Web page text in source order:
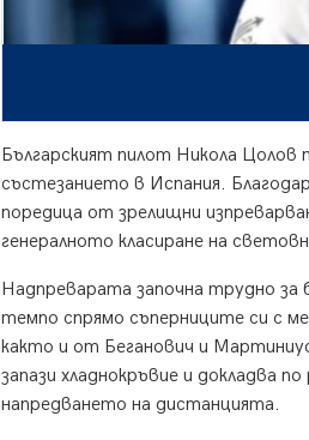
Българският пилот Никола Цолов
състезанието в Испания.
поредица от зрелищни
генералното класиране на
Надпреварата започна трудно
темпо спрямо съперниците си с
както и от Беганович и
запази хладнокръвие и докладва
напредването на дистанцията.